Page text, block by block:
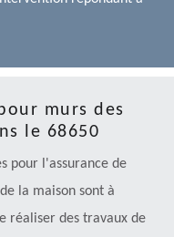
murs des
le 68650
pour l'assurance de
la maison sont à
réaliser des travaux de